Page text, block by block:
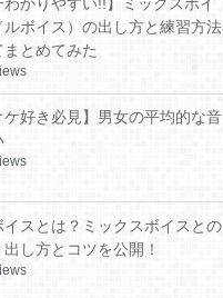
ルボイス）の出し方と練習方法
まとめてみた
ケ好き必見】男女の平均的な音
イスとは？ミックスボイスとの
し方とコツを公開！